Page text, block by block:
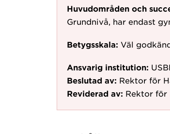
Huvudområden och
Grundnivå, har endast
Betygsskala: Väl
Ansvarig institution:
Beslutad av: Rektor för
Reviderad av: Rektor för